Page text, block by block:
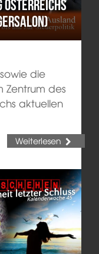
Österreichs
die
Zentrum des
aktuellen
Weiterlesen